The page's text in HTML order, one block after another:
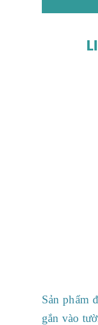
Sản phẩm
gắn vào